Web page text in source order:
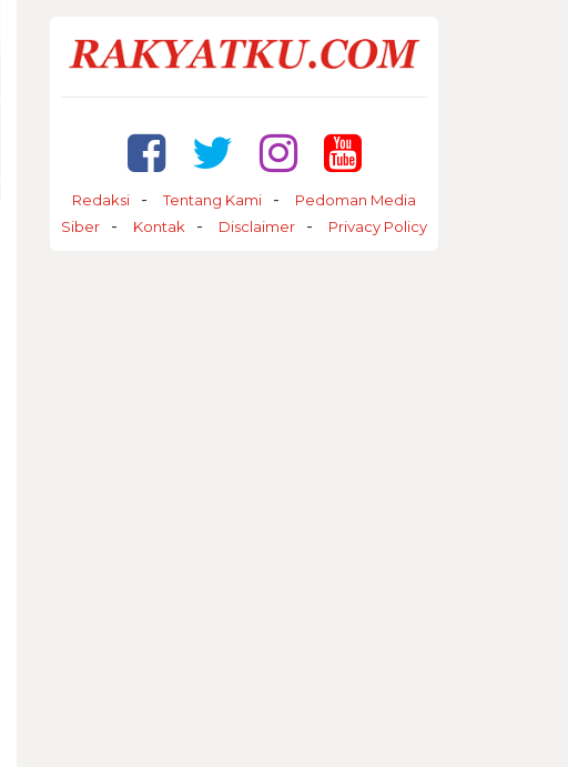
Redaksi Tentang Kami
Pedoman Media
Siber
Kontak Disclaimer Privacy Policy